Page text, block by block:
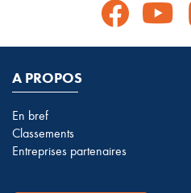
A PROPOS
En bref
Classements
Entreprises partenaires